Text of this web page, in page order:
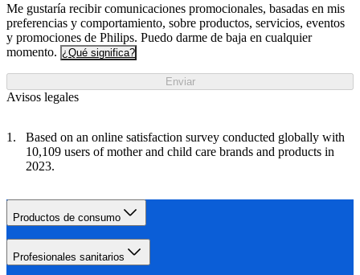
Me gustaría recibir comunicaciones promocionales, basadas en mis
preferencias y comportamiento, sobre productos, servicios, eventos
y promociones de Philips. Puedo darme de baja en cualquier
momento. ¿Qué significa?
Enviar
Avisos legales
Based on an online satisfaction survey conducted globally with
10,109 users of mother and child care brands and products in
2023.
Productos de consumo
Profesionales sanitarios